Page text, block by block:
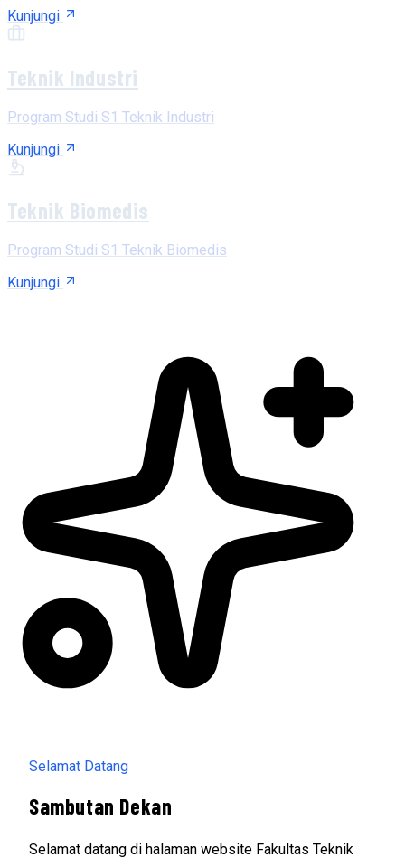
Kunjungi
Teknik Industri
Program Studi S1 Teknik Industri
Kunjungi
Teknik Biomedis
Program Studi S1 Teknik Biomedis
Kunjungi
Selamat Datang
Sambutan Dekan
Selamat datang di halaman website Fakultas Teknik